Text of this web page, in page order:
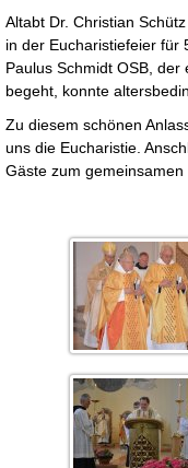
Altabt Dr. Christian
in der Eucharistiefeier für
Paulus Schmidt OSB,
begeht, konnte
Zu diesem schönen
uns die Eucharistie.
Gäste zum gemeinsamen